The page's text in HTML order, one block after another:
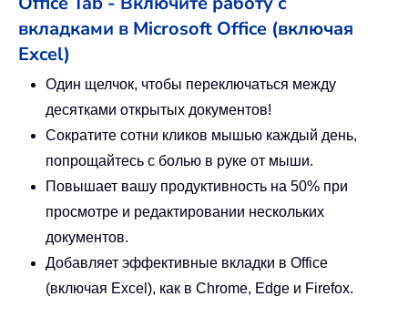
вкладками в Microsoft Office (включая
Excel)
Один щелчок, чтобы переключаться между
десятками открытых документов!
Сократите сотни кликов мышью каждый день,
попрощайтесь с болью в руке от мыши.
Повышает вашу продуктивность на 50% при
просмотре и редактировании нескольких
документов.
Добавляет эффективные вкладки в Office
(включая Excel), как в Chrome, Edge и Firefox.